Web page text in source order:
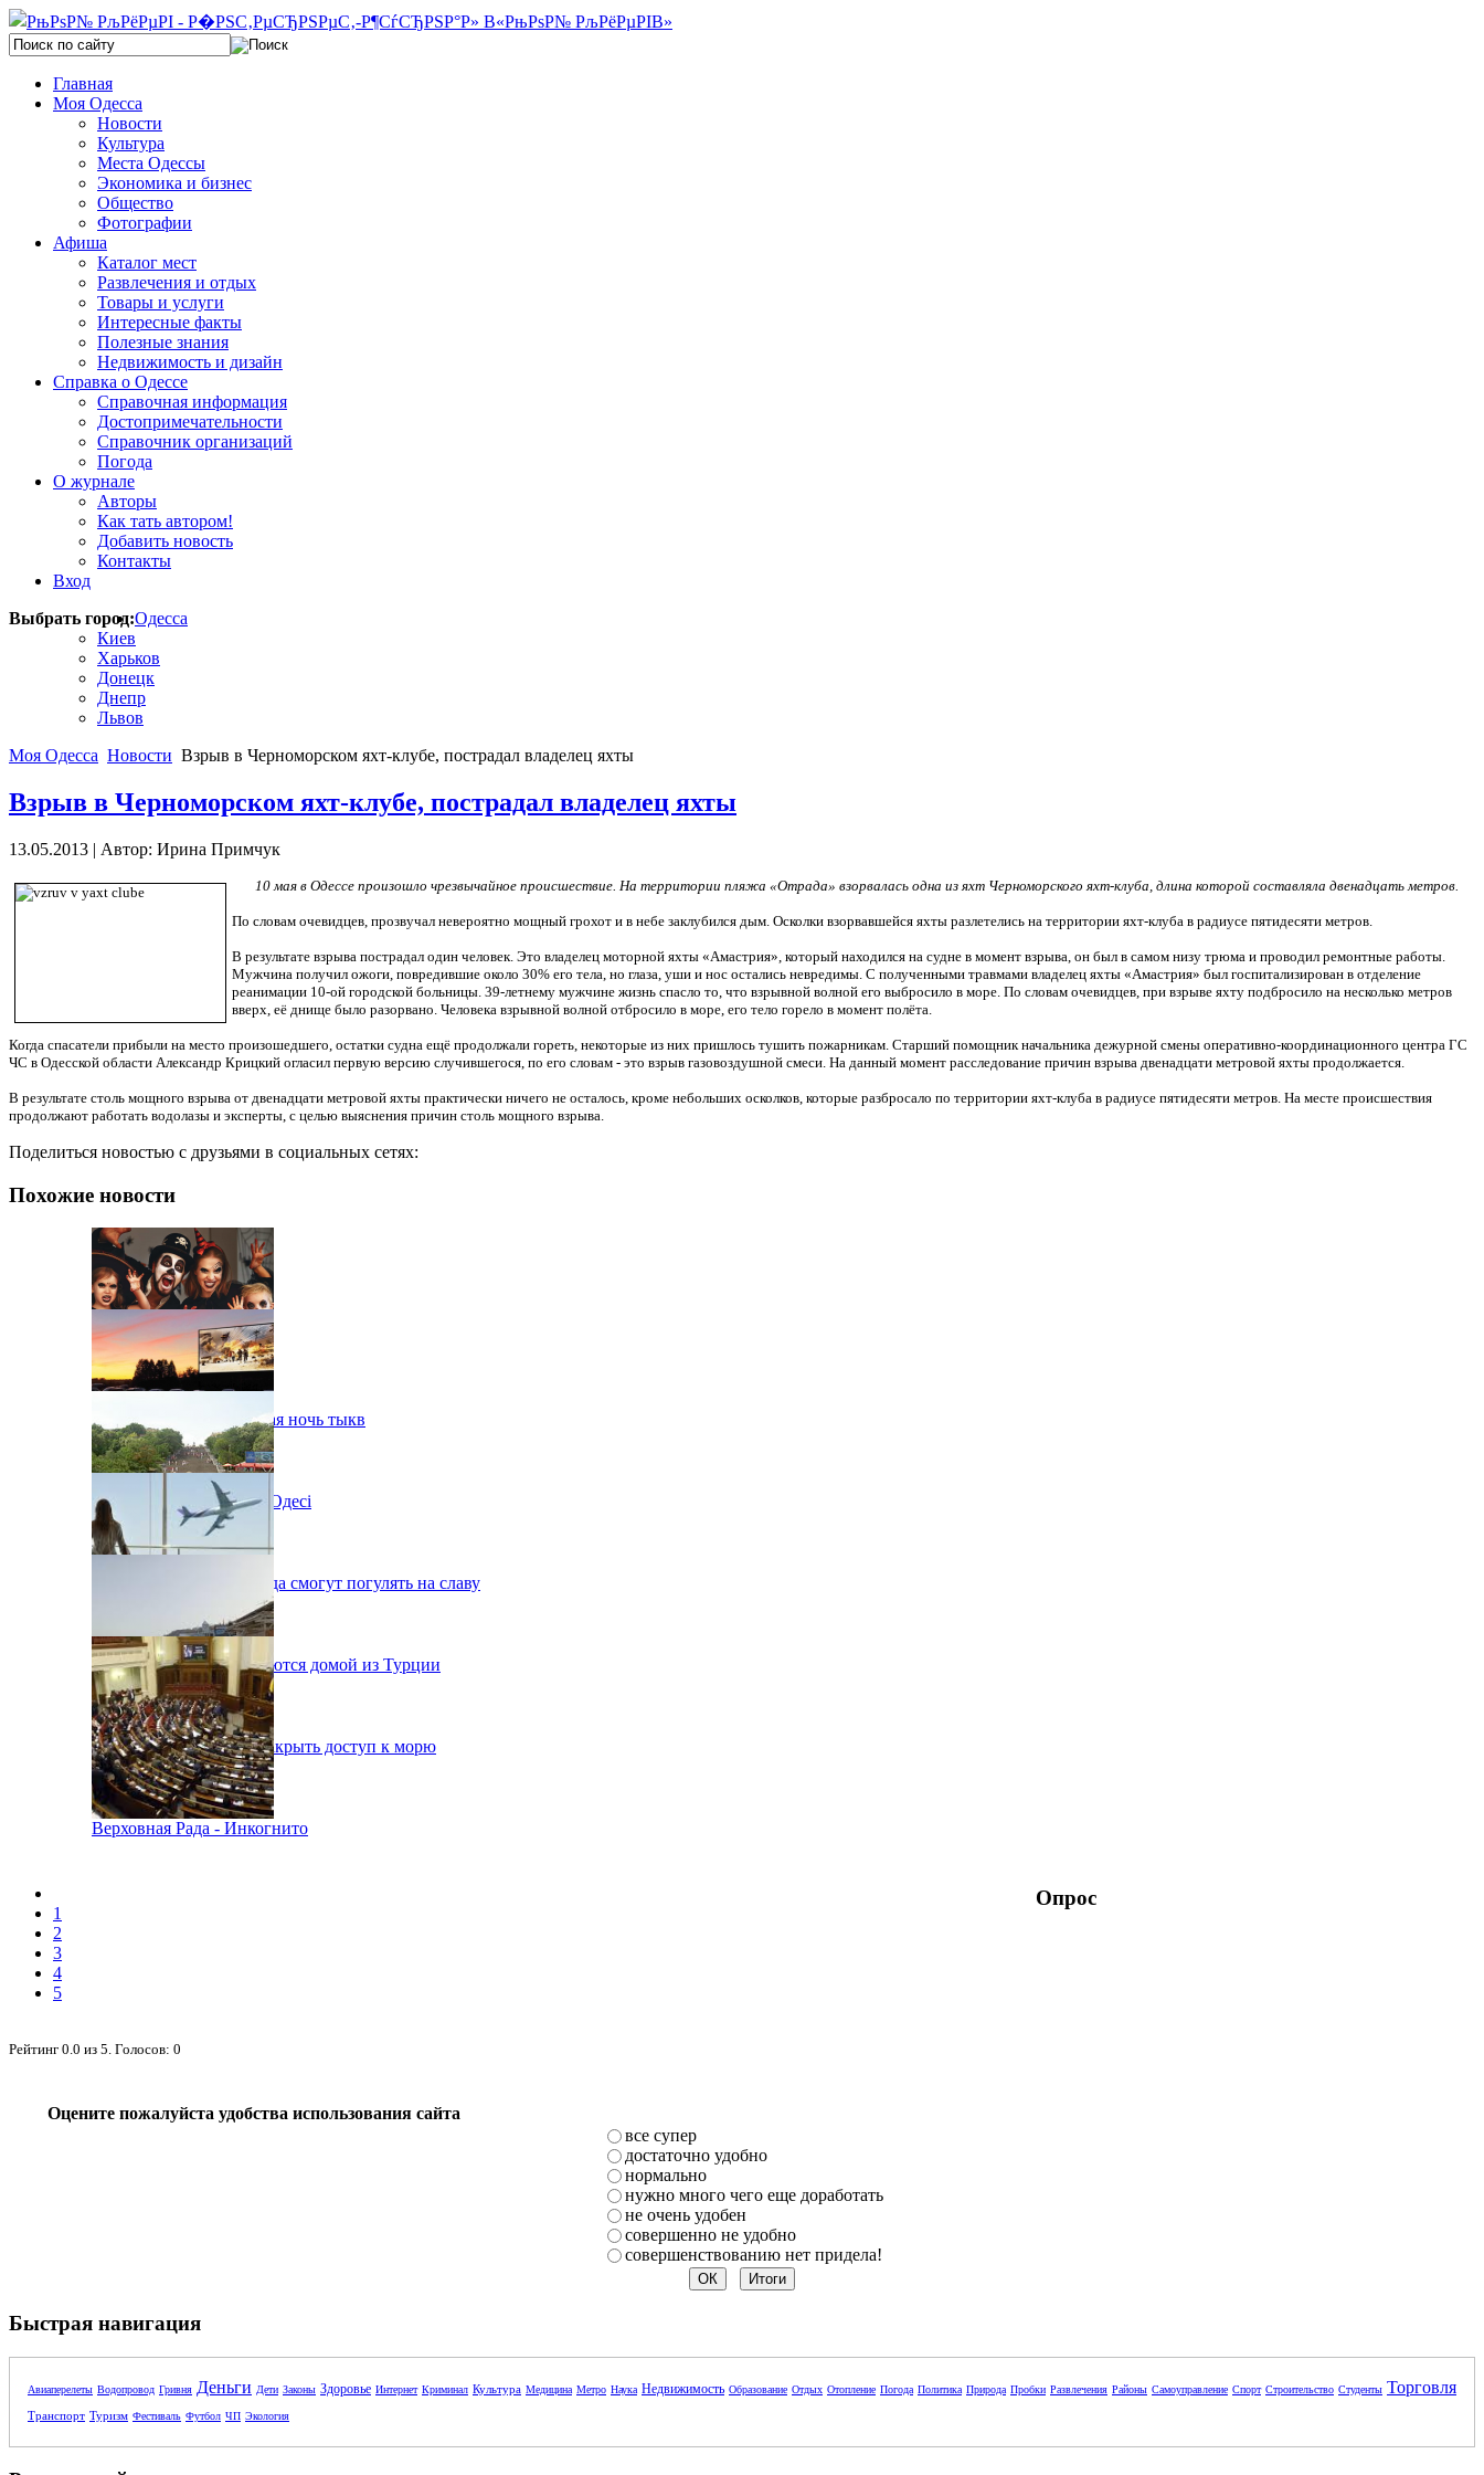
Главная
Моя Одесса
Новости
Культура
Места Одессы
Экономика и бизнес
Общество
Фотографии
Афиша
Каталог мест
Развлечения и отдых
Товары и услуги
Интересные факты
Полезные знания
Недвижимость и дизайн
Справка о Одессе
Справочная информация
Достопримечательности
Справочник организаций
Погода
О журнале
Авторы
Как тать автором!
Добавить новость
Контакты
Вход
Выбрать город:Одесса
Киев
Харьков
Донецк
Днепр
Львов
Моя Одесса Новости Взрыв в Черноморском яхт-клубе, пострадал владелец яхты
Взрыв в Черноморском яхт-клубе, пострадал владелец яхты
13.05.2013 | Автор: Ирина Примчук
10 мая в Одессе произошло чрезвычайное происшествие. На территории пляжа «Отрада» взорвалась одна из яхт Черноморского яхт-клуба, длина которой составляла двенадцать метров.
По словам очевидцев, прозвучал невероятно мощный грохот и в небе заклубился дым. Осколки взорвавшейся яхты разлетелись на территории яхт-клуба в радиусе пятидесяти метров.
В результате взрыва пострадал один человек. Это владелец моторной яхты «Амастрия», который находился на судне в момент взрыва, он был в самом низу трюма и проводил ремонтные работы.
Мужчина получил ожоги, повредившие около 30% его тела, но глаза, уши и нос остались невредимы. С полученными травмами владелец яхты «Амастрия» был госпитализирован в отделение
реанимации 10-ой городской больницы. 39-летнему мужчине жизнь спасло то, что взрывной волной его выбросило в море. По словам очевидцев, при взрыве яхту подбросило на несколько метров
вверх, её днище было разорвано. Человека взрывной волной отбросило в море, его тело горело в момент полёта.
Когда спасатели прибыли на место произошедшего, остатки судна ещё продолжали гореть, некоторые из них пришлось тушить пожарникам. Старший помощник начальника дежурной смены оперативно-координационного центра ГС
ЧС в Одесской области Александр Крицкий огласил первую версию случившегося, по его словам - это взрыв газовоздушной смеси. На данный момент расследование причин взрыва двенадцати метровой яхты продолжается.
В результате столь мощного взрыва от двенадцати метровой яхты практически ничего не осталось, кроме небольших осколков, которые разбросало по территории яхт-клуба в радиусе пятидесяти метров. На месте происшествия
продолжают работать водолазы и эксперты, с целью выяснения причин столь мощного взрыва.
Поделиться новостью с друзьями в социальных сетях:
Похожие новости
В Одессе пройдет шестая ночь тыкв
Новий автокінотеатр в Одесі
Одесситы на День города смогут погулять на славу
38 украинцев возвращаются домой из Турции
В Одессе вынуждены закрыть доступ к морю
Верховная Рада - Инкогнито
1
2
3
4
5
Рейтинг 0.0 из 5 . Голосов: 0
Опрос
Оцените пожалуйста удобства использования сайта
все супер
достаточно удобно
нормально
нужно много чего еще доработать
не очень удобен
совершенно не удобно
совершенствованию нет придела!
Быстрая навигация
Авиаперелеты Водопровод Гривня Деньги Дети Законы Здоровье Интернет Криминал Культура Медицина Метро Наука Недвижимость Образование Отдых Отопление Погода Политика Природа Пробки Развлечения Районы Самоуправление Спорт Строительство Студенты Торговля
Транспорт Туризм Фестиваль Футбол ЧП Экология